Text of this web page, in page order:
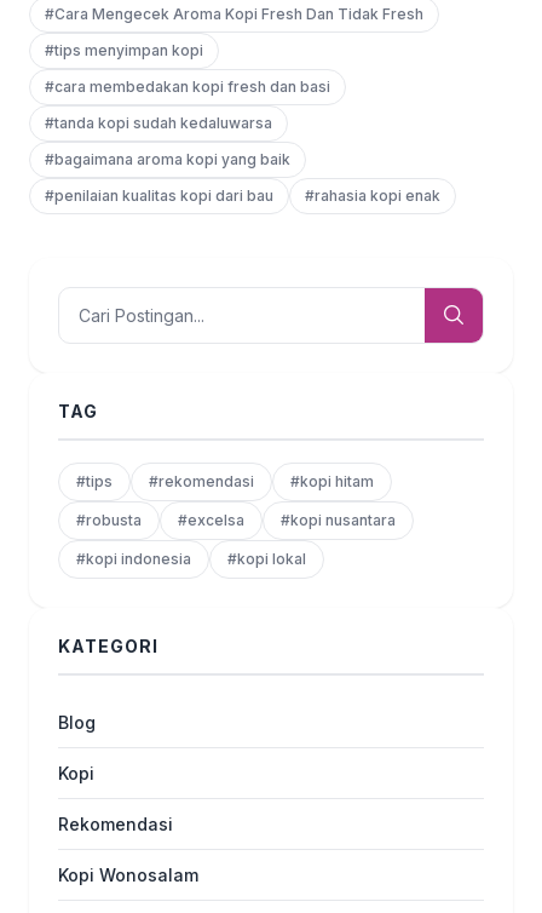
#Cara Mengecek Aroma Kopi Fresh Dan Tidak Fresh
#tips menyimpan kopi
#cara membedakan kopi fresh dan basi
#tanda kopi sudah kedaluwarsa
#bagaimana aroma kopi yang baik
#penilaian kualitas kopi dari bau
#rahasia kopi enak
TAG
#tips #rekomendasi #kopi hitam
#robusta #excelsa #kopi nusantara
#kopi indonesia #kopi lokal
KATEGORI
Blog
Kopi
Rekomendasi
Kopi Wonosalam